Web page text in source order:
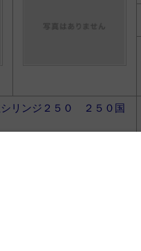
リンジ２５０ ２５０国